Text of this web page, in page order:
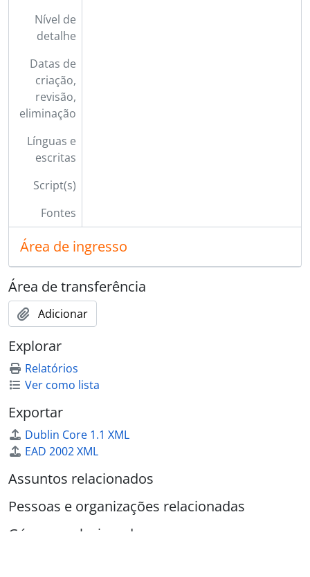
Nível de
detalhe
Datas de
criação,
revisão,
eliminação
Línguas e
escritas
Script(s)
Fontes
Área de ingresso
Área de transferência
Adicionar
Explorar
Relatórios
Ver como lista
Exportar
Dublin Core 1.1 XML
EAD 2002 XML
Assuntos relacionados
Pessoas e organizações relacionadas
Géneros relacionados